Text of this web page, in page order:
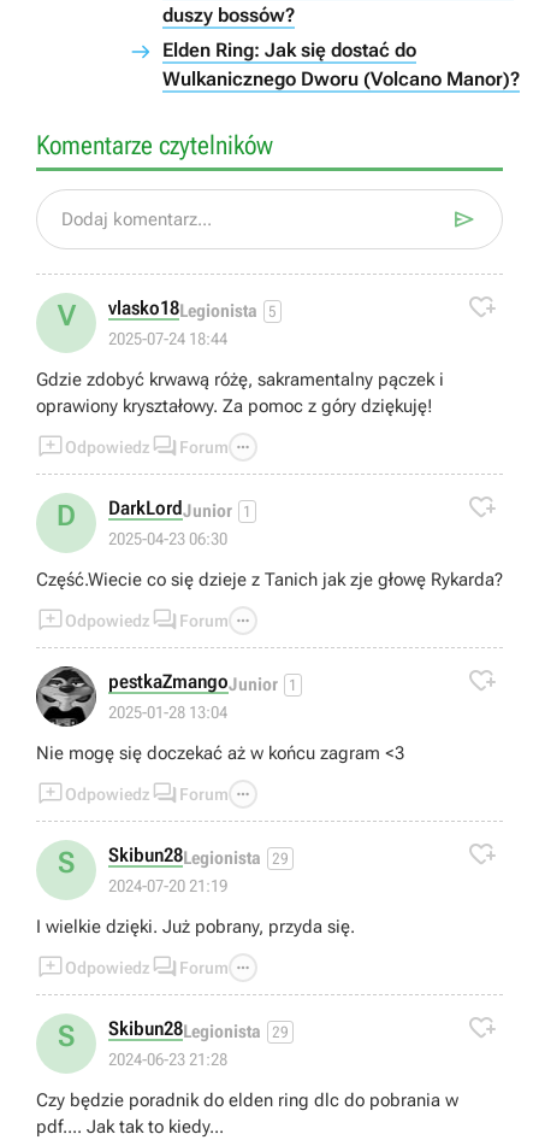
duszy bossów?
Elden Ring: Jak się dostać do
Wulkanicznego Dworu (Volcano Manor)?
Komentarze czytelników
Dodaj komentarz... 
V vlasko18Legionista 5
2025-07-24 18:44

Gdzie zdobyć krwawą różę, sakramentalny pączek i
oprawiony kryształowy. Za pomoc z góry dziękuję!
Odpowiedz  Forum 
D DarkLordJunior 1
2025-04-23 06:30

Część.Wiecie co się dzieje z Tanich jak zje głowę Rykarda?
Odpowiedz  Forum 
pestkaZmangoJunior 1
2025-01-28 13:04

Nie mogę się doczekać aż w końcu zagram <3
Odpowiedz  Forum 
S Skibun28Legionista 29
2024-07-20 21:19

I wielkie dzięki. Już pobrany, przyda się.
Odpowiedz  Forum 
S Skibun28Legionista 29
2024-06-23 21:28

Czy będzie poradnik do elden ring dlc do pobrania w
pdf.... Jak tak to kiedy...